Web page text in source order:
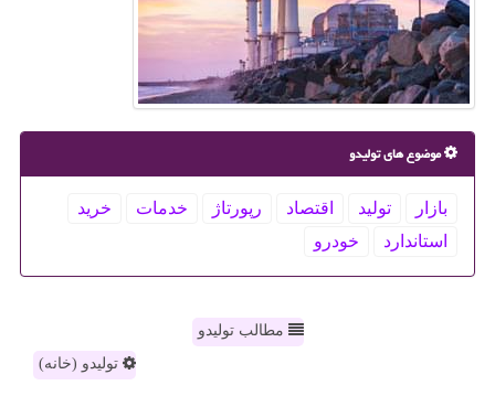
موضوع های تولیدو
بازار تولید اقتصاد رپورتاژ خدمات
خرید
استاندارد
خودرو
مطالب تولیدو
تولیدو (خانه)